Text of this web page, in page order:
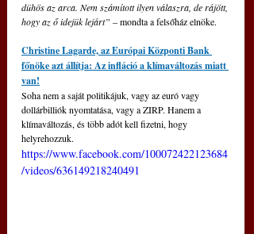
dühös az arca. Nem számított ilyen válaszra, de rájött,
hogy az ő idejük lejárt” – mondta a felsőház elnöke.
Christine Lagarde, az Európai Központi Bank
főnöke azt állítja: Az infláció a klímaváltozás miatt
van!
Soha nem a saját politikájuk, vagy az euró vagy
dollárbilliók nyomtatása, vagy a ZIRP. Hanem a
klímaváltozás, és több adót kell fizetni, hogy
helyrehozzuk.
https://www.facebook.com/100072422123684
/videos/636149218240491